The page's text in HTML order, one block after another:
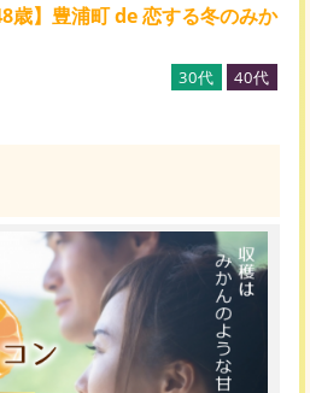
歳】豊浦町 de 恋する冬のみか
30代 40代